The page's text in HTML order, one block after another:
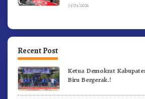
31/01/2026
Recent Post
Ketua Demokrat
Biru Bergerak.!